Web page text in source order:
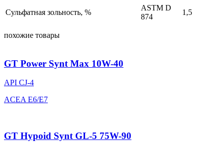
Сульфатная зольность, %
ASTM D
874
1,5
похожие товары
GT Power Synt Max 10W-40
API CJ-4
ACEA E6/E7
GT Hypoid Synt GL-5 75W-90